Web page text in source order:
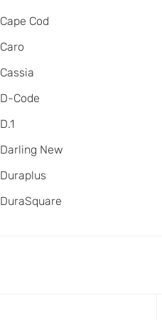
Cape Cod
Caro
Cassia
D-Code
D.1
Darling New
Duraplus
DuraSquare